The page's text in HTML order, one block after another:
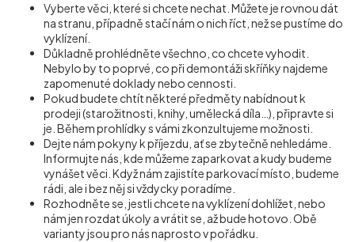
Vyberte věci, které si chcete nechat. Můžete je rovnou dát
na stranu, případně stačí nám o nich říct, než se pustíme do
vyklízení.
Důkladně prohlédněte všechno, co chcete vyhodit.
Nebylo by to poprvé, co při demontáži skříňky najdeme
zapomenuté doklady nebo cennosti.
Pokud budete chtít některé předměty nabídnout k
prodeji (starožitnosti, knihy, umělecká díla…), připravte si
je. Během prohlídky s vámi zkonzultujeme možnosti.
Dejte nám pokyny k příjezdu, ať se zbytečně nehledáme.
Informujte nás, kde můžeme zaparkovat a kudy budeme
vynášet věci. Když nám zajistíte parkovací místo, budeme
rádi, ale i bez něj si vždycky poradíme.
Rozhodněte se, jestli chcete na vyklízení dohlížet, nebo
nám jen rozdat úkoly a vrátit se, až bude hotovo. Obě
varianty jsou pro nás naprosto v pořádku.